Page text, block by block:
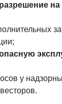
разрешение на
у